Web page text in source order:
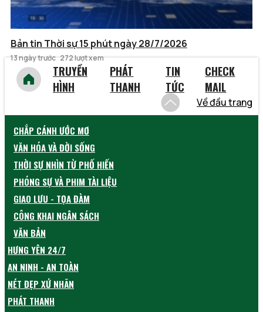
Bản tin Thời sự 15 phút ngày 28/7/2026
13 ngày trước 272 lượt xem
TRUYỀN
HÌNH
PHÁT
THANH
TIN
TỨC
CHECK
MAIL
Về đầu trang
CHẮP CÁNH ƯỚC MƠ
VĂN HÓA VÀ ĐỜI SỐNG
THỜI SỰ NHÌN TỪ PHỐ HIẾN
PHÓNG SỰ VÀ PHIM TÀI LIỆU
GIAO LƯU - TỌA ĐÀM
CÔNG KHAI NGÂN SÁCH
VĂN BẢN
HƯNG YÊN 24/7
AN NINH - AN TOÀN
NÉT ĐẸP XỨ NHÃN
PHÁT THANH